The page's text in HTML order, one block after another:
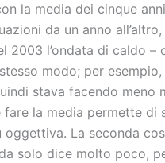
la media dei cinque
da un anno
2003 l’ondata di caldo
modo; per esempio,
stava facendo meno
fare la media permette di
oggettiva. La seconda
solo dice molto poco,